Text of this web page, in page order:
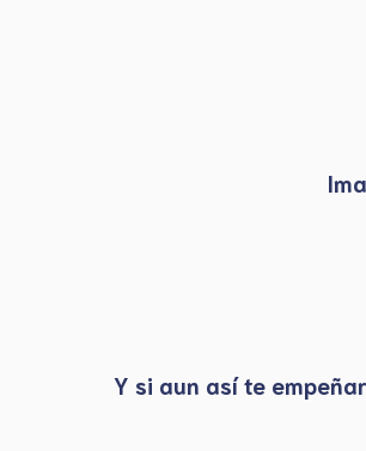
Y si aun así te